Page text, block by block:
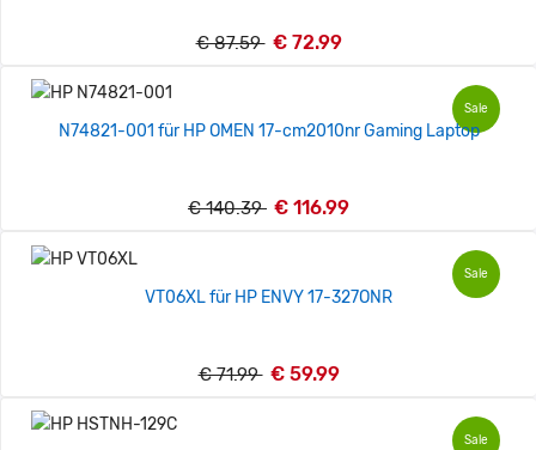
€ 87.59 € 72.99
Sale
N74821-001 für HP OMEN 17-cm2010nr Gaming Laptop
€ 140.39 € 116.99
Sale
VT06XL für HP ENVY 17-327ONR
€ 71.99 € 59.99
Sale